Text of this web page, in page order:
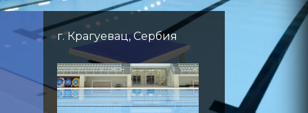
г. Крагуевац, Сербия